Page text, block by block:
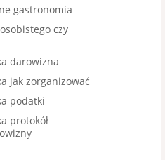
gastronomia
czy
darowizna
jak zorganizować
podatki
protokół